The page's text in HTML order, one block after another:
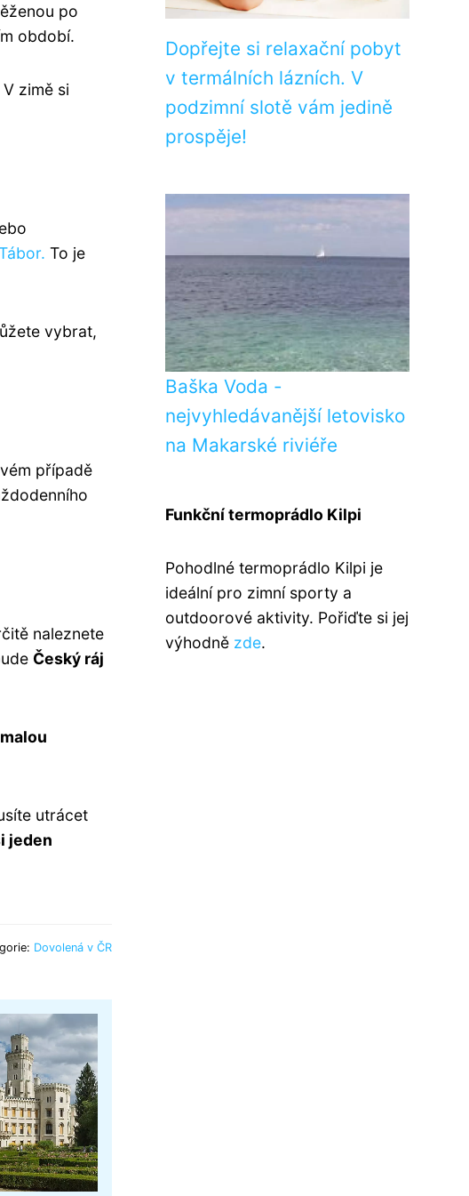
po
období.
V zimě si
To je
vybrat,
případě
naleznete
Český ráj
utrácet
jeden
Dovolená v ČR
Dopřejte si relaxační pobyt
v termálních lázních. V
podzimní slotě vám jedině
prospěje!
Baška Voda -
nejvyhledávanější letovisko
na Makarské riviéře
Funkční termoprádlo Kilpi
Pohodlné termoprádlo Kilpi je
ideální pro zimní sporty a
outdoorové aktivity. Pořiďte si jej
výhodně zde.